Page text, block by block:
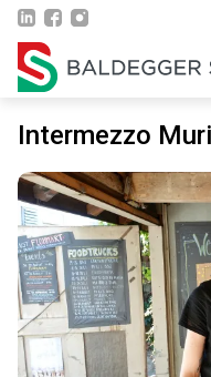
Intermezzo Muri